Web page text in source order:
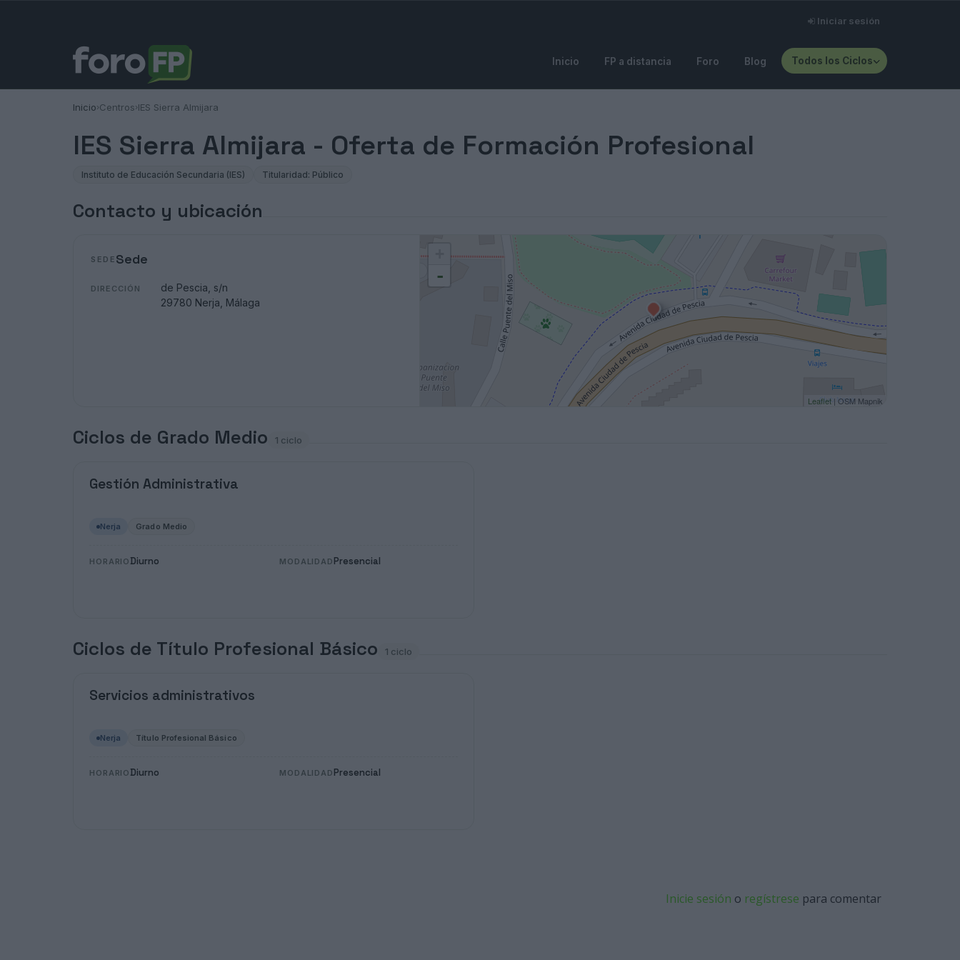
Iniciar sesión
Inicio FP a distancia Foro Blog Todos los Ciclos
Inicio›Centros›IES Sierra Almijara
IES Sierra Almijara - Oferta de Formación Profesional
Instituto de Educación Secundaria (IES) Titularidad: Público
Contacto y ubicación
SEDE Sede
DIRECCIÓN
de Pescia, s/n
29780 Nerja, Málaga
-
Leaflet| OSM Mapnik
Ciclos de Grado Medio 1 ciclo
Gestión Administrativa
Nerja Grado Medio
HORARIO Diurno MODALIDAD Presencial
Ciclos de Título Profesional Básico 1 ciclo
Servicios administrativos
Nerja Título Profesional Básico
HORARIO Diurno MODALIDAD Presencial
Inicie sesión o regístrese para comentar